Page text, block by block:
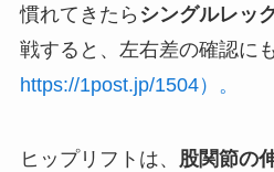
慣れてきたら シングルレッ
戦すると、左右差の確認に
https://1post.jp/1504）。
ヒップリフトは、 股関節の